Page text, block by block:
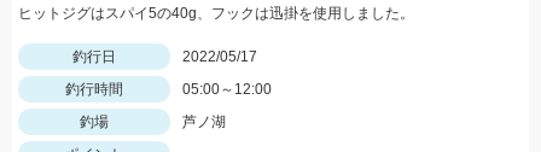
ヒットジグはスパイ5の40g、フックは迅掛を使用しました。
釣行日
2022/05/17
釣行時間
05:00～12:00
釣場
芦ノ湖